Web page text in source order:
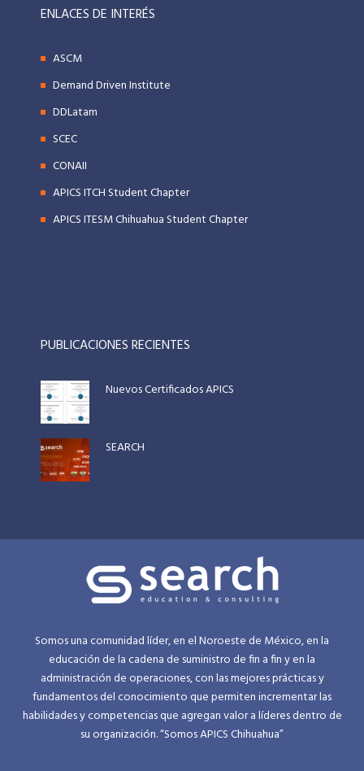
ENLACES DE INTERÉS
ASCM
Demand Driven Institute
DDLatam
SCEC
CONAII
APICS ITCH Student Chapter
APICS ITESM Chihuahua Student Chapter
PUBLICACIONES RECIENTES
Nuevos Certificados APICS
SEARCH
Somos una comunidad líder, en el Noroeste de México, en la
educación de la cadena de suministro de fin a fin y en la
administración de operaciones, con las mejores prácticas y
fundamentos del conocimiento que permiten incrementar las
habilidades y competencias que agregan valor a líderes dentro de
su organización. “Somos APICS Chihuahua”